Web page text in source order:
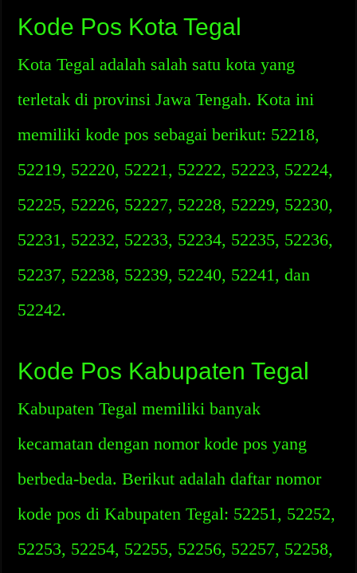
Kode Pos Kota Tegal
Kota Tegal adalah salah satu kota yang
terletak di provinsi Jawa Tengah. Kota ini
memiliki kode pos sebagai berikut: 52218,
52219, 52220, 52221, 52222, 52223, 52224,
52225, 52226, 52227, 52228, 52229, 52230,
52231, 52232, 52233, 52234, 52235, 52236,
52237, 52238, 52239, 52240, 52241, dan
52242.
Kode Pos Kabupaten Tegal
Kabupaten Tegal memiliki banyak
kecamatan dengan nomor kode pos yang
berbeda-beda. Berikut adalah daftar nomor
kode pos di Kabupaten Tegal: 52251, 52252,
52253, 52254, 52255, 52256, 52257, 52258,